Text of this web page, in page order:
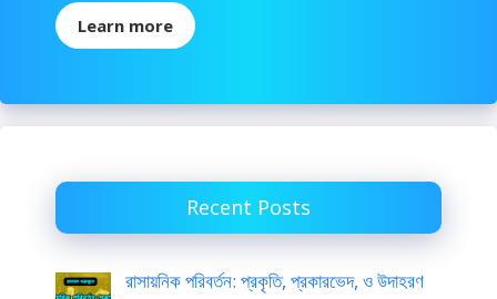
Learn more
Recent Posts
রাসায়নিক পরিবর্তন: প্রকৃতি, প্রকারভেদ, ও উদাহরণ